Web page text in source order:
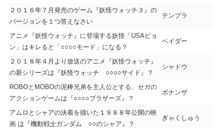
２０１６年７月発売のゲーム『妖怪ウォッチ３』の
バージョンを１つ答えなさい
テンプラ
アニメ『妖怪ウォッチ』に登場する妖怪「USAピョ
ン」はキレると「○○○○モード」になる？
ベイダー
２０１８年４月より放送のアニメ『妖怪ウォッチ』
の新シリーズは『妖怪ウォッチ ○○○○サイド』？
シャドウ
ROBOとMOBOの泥棒兄弟を主人公とする、セガの
アクションゲームは『○○○○ブラザーズ』？
ボナンザ
アムロとシャアの決着を描いた１９８８年公開の映
画 は『機動戦士ガンダム ○○のシャア』？
ぎゃくしゅう